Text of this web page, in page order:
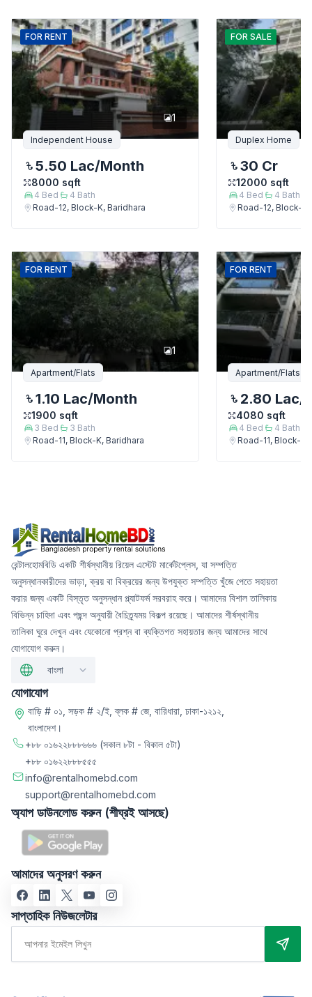
FOR RENT
1
Independent House
5.50 Lac/Month
8000 sqft
4 Bed 4 Bath
Road-12, Block-K, Baridhara
FOR SALE
Duplex Home
30 Cr
12000 sqft
4 Bed 4 Bath
Road-12, Block-K,
FOR RENT
1
Apartment/Flats
1.10 Lac/Month
1900 sqft
3 Bed 3 Bath
Road-11, Block-K, Baridhara
FOR RENT
Apartment/Flats
2.80 Lac/
4080 sqft
4 Bed 4 Bath
Road-11, Block-K,
রেন্টালহোমবিডি একটি শীর্ষস্থানীয় রিয়েল এস্টেট মার্কেটপ্লেস, যা সম্পত্তি
অনুসন্ধানকারীদের ভাড়া, ক্রয় বা বিক্রয়ের জন্য উপযুক্ত সম্পত্তি খুঁজে পেতে সহায়তা
করার জন্য একটি বিস্তৃত অনুসন্ধান প্ল্যাটফর্ম সরবরাহ করে। আমাদের বিশাল তালিকায়
বিভিন্ন চাহিদা এবং পছন্দ অনুযায়ী বৈচিত্র্যময় বিকল্প রয়েছে। আমাদের শীর্ষস্থানীয়
তালিকা ঘুরে দেখুন এবং যেকোনো প্রশ্ন বা ব্যক্তিগত সহায়তার জন্য আমাদের সাথে
যোগাযোগ করুন।
বাংলা
যোগাযোগ
বাড়ি # ০১, সড়ক # ২/ই, ব্লক # জে, বারিধারা, ঢাকা-১২১২,
বাংলাদেশ।
+৮৮ ০১৬২২৮৮৮৬৬৬ (সকাল ৮টা - বিকাল ৫টা)
+৮৮ ০১৬২২৮৮৮৫৫৫
info@rentalhomebd.com
support@rentalhomebd.com
অ্যাপ ডাউনলোড করুন (শীঘ্রই আসছে)
আমাদের অনুসরণ করুন
সাপ্তাহিক নিউজলেটার